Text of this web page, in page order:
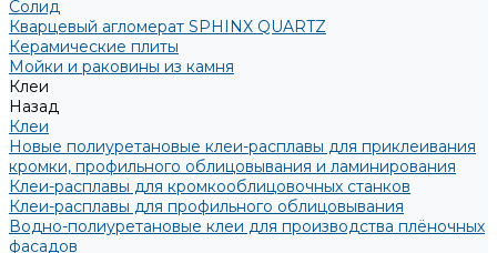
Солид
Кварцевый агломерат SPHINX QUARTZ
Керамические плиты
Мойки и раковины из камня
Клеи
Назад
Клеи
Новые полиуретановые клеи-расплавы для приклеивания
кромки, профильного облицовывания и ламинирования
Клеи-расплавы для кромкооблицовочных станков
Клеи-расплавы для профильного облицовывания
Водно-полиуретановые клеи для производства плёночных
фасадов